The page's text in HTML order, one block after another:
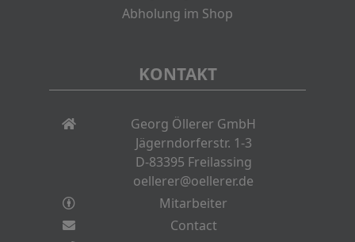
Abholung im Shop
KONTAKT
Georg Öllerer GmbH
Jägerndorferstr. 1-3
D-83395 Freilassing
oellerer@oellerer.de
Mitarbeiter
Contact